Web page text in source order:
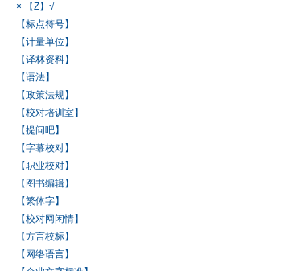
× 【Z】√
【标点符号】
【计量单位】
【译林资料】
【语法】
【政策法规】
【校对培训室】
【提问吧】
【字幕校对】
【职业校对】
【图书编辑】
【繁体字】
【校对网闲情】
【方言校标】
【网络语言】